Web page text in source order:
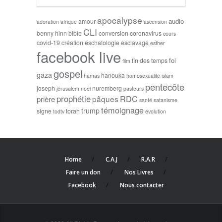
adoration afrique amourapocalypse ascension audio
benny hinn bible CLI conversion coronavirus cours
covid-19création eschatologieesclavage esther
facebook live film fin des tempsfoi
gazagospel hamas hanouka homosexualité islam
joseph jérusalem noël nuremberg pasteurs pentecôte
prièreprophétiepâques RDC santé satanisme
signe todtv torah trumptémoignage évolution
Home C.A.J
R.A.R
Faire un don
Nos Livres
Facebook
Nous contacter